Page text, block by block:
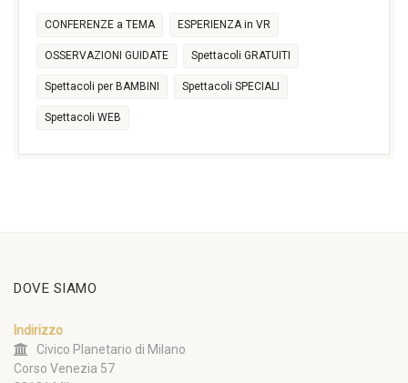
CONFERENZE a TEMA ESPERIENZA in VR
OSSERVAZIONI GUIDATE Spettacoli GRATUITI
Spettacoli per BAMBINI Spettacoli SPECIALI
Spettacoli WEB
DOVE SIAMO
Indirizzo
Civico Planetario di Milano
Corso Venezia 57